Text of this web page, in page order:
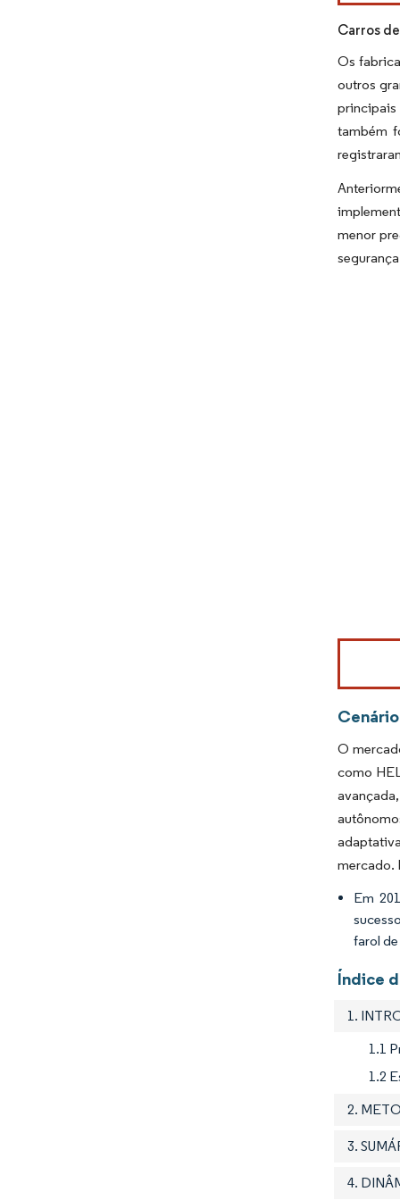
Carros
Os
outros
também
menor
Imagem ©
O
como
mercado.
Em
farol
Índice
1.
1.1
1.2
2.
3.
4.